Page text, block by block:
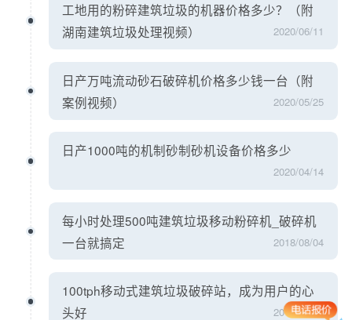
工地用的粉碎建筑垃圾的机器价格多少？（附
湖南建筑垃圾处理视频）
2020/06/11
日产万吨流动砂石破碎机价格多少钱一台（附
案例视频）
2020/05/25
日产1000吨的机制砂制砂机设备价格多少
2020/04/14
每小时处理500吨建筑垃圾移动粉碎机_破碎机
一台就搞定
2018/08/04
100tph移动式建筑垃圾破碎站，成为用户的心
头好
2018/06/28